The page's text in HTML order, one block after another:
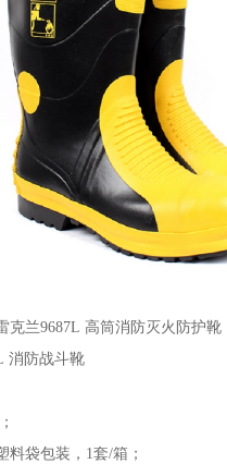
克兰9687L 高筒消防灭火防护靴
消防战斗靴
料袋包装，1套/箱；